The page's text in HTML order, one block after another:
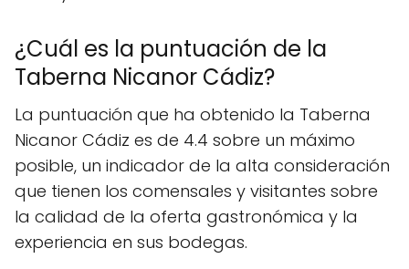
¿Cuál es la puntuación de la
Taberna Nicanor Cádiz?
La puntuación que ha obtenido la Taberna
Nicanor Cádiz es de 4.4 sobre un máximo
posible, un indicador de la alta consideración
que tienen los comensales y visitantes sobre
la calidad de la oferta gastronómica y la
experiencia en sus bodegas.